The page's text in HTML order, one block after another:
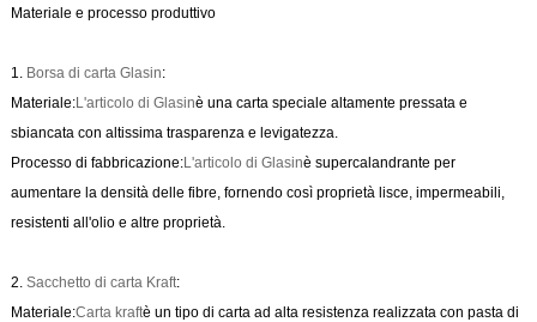
Materiale e processo produttivo
1. Borsa di carta Glasin:
Materiale:L'articolo di Glasinè una carta speciale altamente pressata e
sbiancata con altissima trasparenza e levigatezza.
Processo di fabbricazione:L'articolo di Glasinè supercalandrante per
aumentare la densità delle fibre, fornendo così proprietà lisce, impermeabili,
resistenti all'olio e altre proprietà.
2. Sacchetto di carta Kraft:
Materiale:Carta kraftè un tipo di carta ad alta resistenza realizzata con pasta di